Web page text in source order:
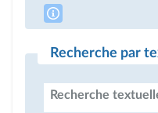
Recherche par
Recherche